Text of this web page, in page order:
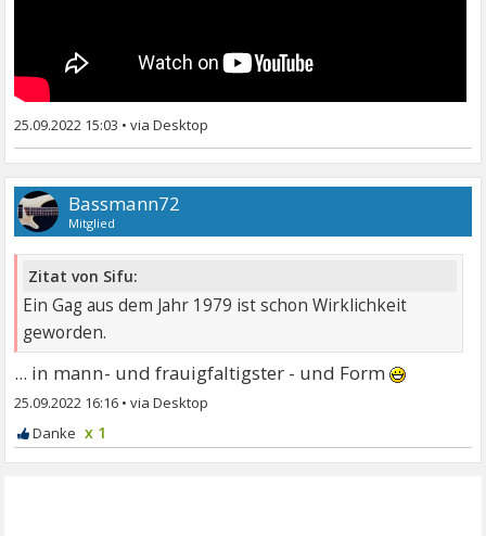
25.09.2022 15:03 •
Bassmann72
Mitglied
Zitat von Sifu:
Ein Gag aus dem Jahr 1979 ist schon Wirklichkeit
geworden.
... in mann- und frauigfaltigster - und Form
25.09.2022 16:16 •
x 1